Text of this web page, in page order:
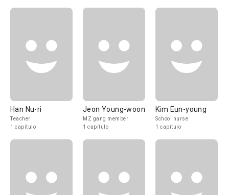
Han Nu-ri
Teacher
1 capítulo
Jeon Young-woon
MZ gang member
1 capítulo
Kim Eun-young
School nurse
1 capítulo